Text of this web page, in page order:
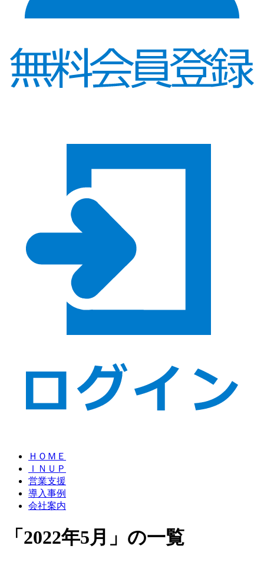
ＨＯＭＥ
ＩＮＵＰ
営業支援
導入事例
会社案内
「2022年5月」の一覧